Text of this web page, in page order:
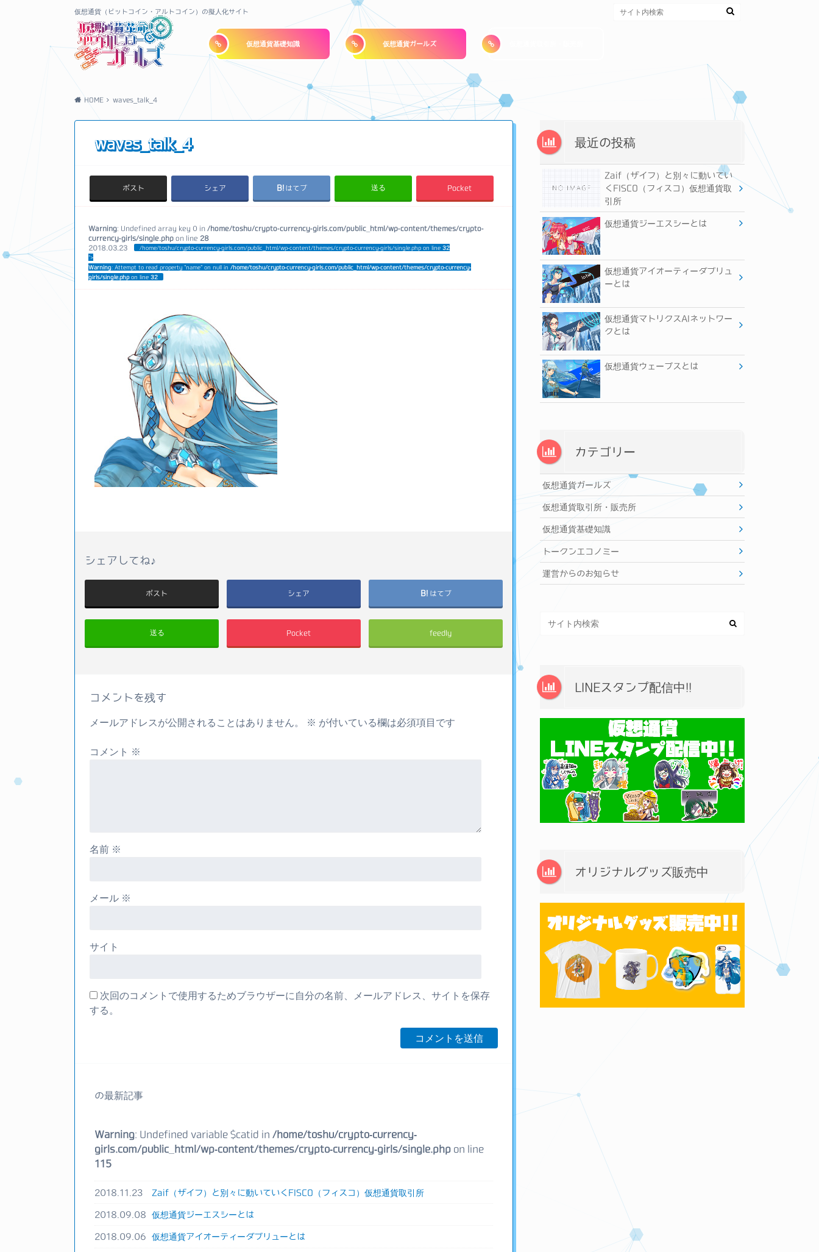
仮想通貨（ビットコイン・アルトコイン）の擬人化サイト
仮想通貨基礎知識 仮想通貨ガールズ
HOME waves_talk_4
waves_talk_4
ポスト シェア はてブ 送る Pocket
Warning: Undefined array key 0 in /home/toshu/crypto-currency-girls.com/public_html/wp-content/themes/crypto-
currency-girls/single.php on line 28
2018.03.23
/home/toshu/crypto-currency-girls.com/public_html/wp-content/themes/crypto-currency-girls/single.php on line32
">
Warning: Attempt to read property "name" on null in /home/toshu/crypto-currency-girls.com/public_html/wp-content/themes/crypto-currency-
girls/single.phpon line32
シェアしてね♪
ポスト シェア はてブ
送る Pocket feedly
コメントを残す
メールアドレスが公開されることはありません。 ※ が付いている欄は必須項目です
コメント ※
名前 ※
メール ※
サイト
次回のコメントで使用するためブラウザーに自分の名前、メールアドレス、サイトを保存
する。
の最新記事
Warning: Undefined variable $catid in /home/toshu/crypto-currency-
girls.com/public_html/wp-content/themes/crypto-currency-girls/single.php on line
115
2018.11.23 Zaif（ザイフ）と別々に動いていくFISCO（フィスコ）仮想通貨取引所
2018.09.08 仮想通貨ジーエスシーとは
2018.09.06 仮想通貨アイオーティーダブリューとは
最近の投稿
Zaif（ザイフ）と別々に動いてい
くFISCO（フィスコ）仮想通貨取
引所
仮想通貨ジーエスシーとは
仮想通貨アイオーティーダブリュ
ーとは
仮想通貨マトリクスAIネットワー
クとは
仮想通貨ウェーブスとは
カテゴリー
仮想通貨ガールズ
仮想通貨取引所・販売所
仮想通貨基礎知識
トークンエコノミー
運営からのお知らせ
LINEスタンプ配信中!!
オリジナルグッズ販売中